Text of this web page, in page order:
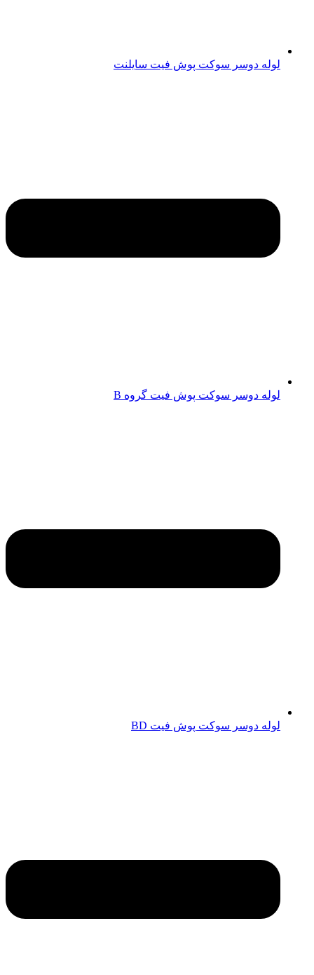
لوله دوسر سوکت پوش فیت سایلنت
لوله دوسر سوکت پوش فیت گروه B
لوله دوسر سوکت پوش فیت BD